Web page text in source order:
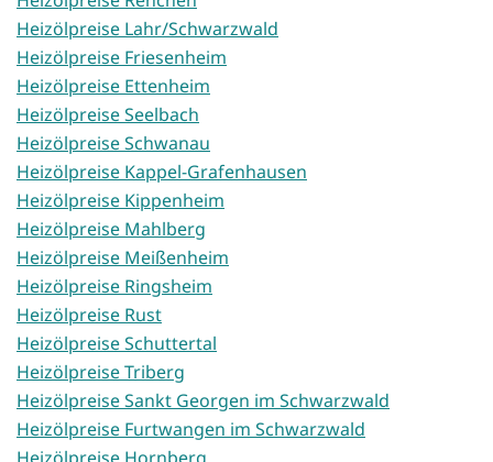
Heizölpreise Lahr/Schwarzwald
Heizölpreise Friesenheim
Heizölpreise Ettenheim
Heizölpreise Seelbach
Heizölpreise Schwanau
Heizölpreise Kappel-Grafenhausen
Heizölpreise Kippenheim
Heizölpreise Mahlberg
Heizölpreise Meißenheim
Heizölpreise Ringsheim
Heizölpreise Rust
Heizölpreise Schuttertal
Heizölpreise Triberg
Heizölpreise Sankt Georgen im Schwarzwald
Heizölpreise Furtwangen im Schwarzwald